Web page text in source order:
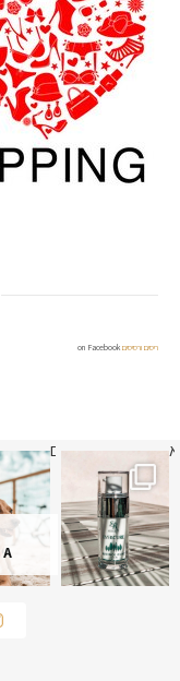
ריסים ורסיסים
תמונה כבר חודשיים
איזו אהבתם